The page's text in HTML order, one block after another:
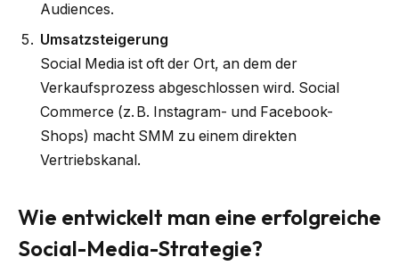
Audiences.
Umsatzsteigerung
Social Media ist oft der Ort, an dem der
Verkaufsprozess abgeschlossen wird. Social
Commerce (z. B. Instagram- und Facebook-
Shops) macht SMM zu einem direkten
Vertriebskanal.
Wie entwickelt man eine erfolgreiche
Social-Media-Strategie?